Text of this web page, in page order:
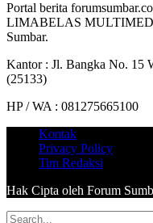
Portal berita
LIMABELAS
Sumbar.
Kantor : Jl. Bangka No. 15
(25133)
HP / WA : 081275665100
Kontak
Privacy Policy
Tim Redaksi
Hak Cipta oleh Forum